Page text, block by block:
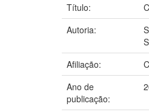
Título:
Autoria:
Afiliação:
Ano de
publicação: